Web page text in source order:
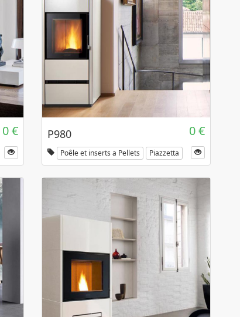
0 € P980 0 €
Poêle et inserts a Pellets Piazzetta